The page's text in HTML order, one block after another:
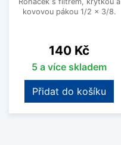
kovovou pákou 1/2 x 3/8.
Cena
140 Kč
5 a více skladem
Přidat do košíku